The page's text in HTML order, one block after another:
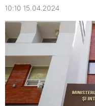
10:10 15.04.2024